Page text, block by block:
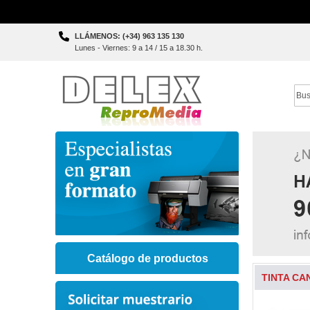
Skip
LLÁMENOS: (+34) 963 135 130
Lunes - Viernes: 9 a 14 / 15 a 18.30 h.
TINTA
Catálogo de productos